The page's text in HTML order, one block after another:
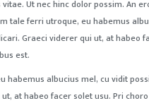
Ut nec hinc dolor possim. An
tale ferri utroque, eu habemus
Graeci viderer qui ut, at habeo
est.
habemus albucius mel, cu vidit
at habeo facer solet usu. Pri